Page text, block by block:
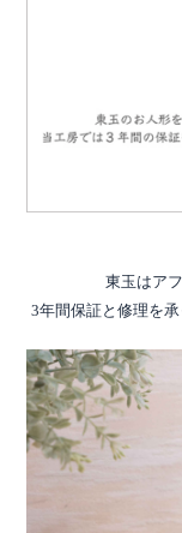
東玉はア
3年間保証と修理を